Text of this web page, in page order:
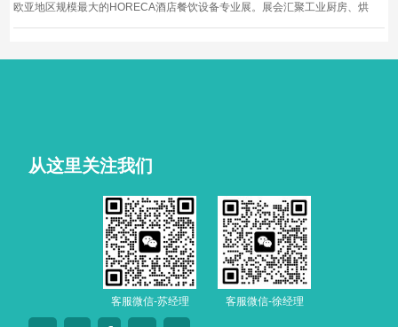
欧亚地区规模最大的HORECA酒店餐饮设备专业展。展会汇聚工业厨房、烘
焙、咖啡机与洗衣设备等展商，并配套行业论坛，是专业买家与展商开拓土耳
从这里关注我们
客服微信-苏经理 客服微信-徐经理